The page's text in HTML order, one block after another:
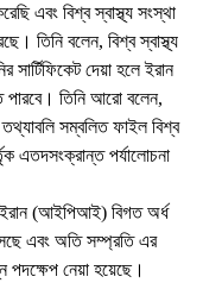
এবং বিশ্ব স্বাস্থ্য সংস্থা
তিনি বলেন, বিশ্ব স্বাস্থ্য
সার্টিফিকেট দেয়া হলে ইরান
পারবে। তিনি আরো বলেন,
সম্বলিত ফাইল বিশ্ব
এতদসংক্রান্ত পর্যালোচনা
ইরান (আইপিআই) বিগত অর্ধ
এবং অতি সম্প্রতি এর
নেয়া হয়েছে।